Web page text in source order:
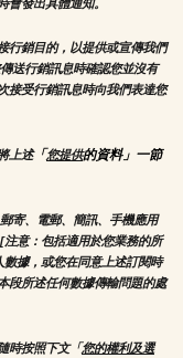
發出具體通知。
行銷目的，以提供或宣傳我們
送行銷訊息時確認您並沒有
接受行銷訊息時向我們表達您
上述「您提供的資料」一節
寄、電郵、簡訊、手機應用
意：包括適用於您業務的所
據，或您在同意上述訂閱時
段所述任何數據傳輸問題的處
時按照下文「您的權利及選